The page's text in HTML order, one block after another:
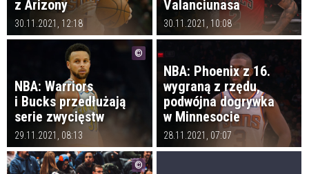
z Arizony
30.11.2021, 12:18
Valanciunasa
30.11.2021, 10:08
NBA: Warriors
i Bucks przedłużają
serie zwycięstw
29.11.2021, 08:13
NBA: Phoenix z 16.
wygraną z rzędu,
podwójna dogrywka
w Minnesocie
28.11.2021, 07:07